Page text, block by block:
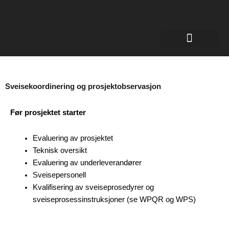
Sveisekoordinering og prosjektobservasjon
Før prosjektet starter
Evaluering av prosjektet
Teknisk oversikt
Evaluering av underleverandører
Sveisepersonell
Kvalifisering av sveiseprosedyrer og
sveiseprosessinstruksjoner (se WPQR og WPS)